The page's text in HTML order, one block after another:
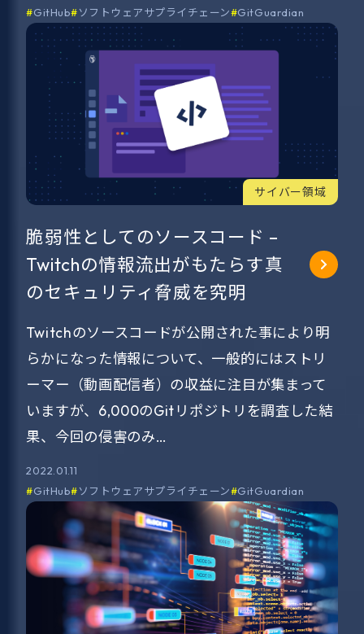
GitHub
ソフトウェアサプライチェーン GitGuardian
サイバー領域
脆弱性としてのソースコード –
Twitchの情報流出がもたらす真
のセキュリティ脅威を究明
Twitchのソースコードが公開された事により明
らかになった情報について、一般的にはストリ
ーマー（動画配信者）の収益に注目が集まって
いますが、6,000のGitリポジトリを調査した結
果、今回の侵害のみ…
2022.01.11
GitHub
ソフトウェアサプライチェーン GitGuardian